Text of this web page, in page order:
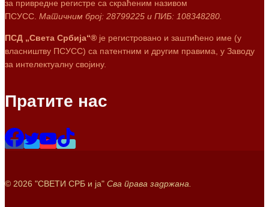
за привредне регистре са скраћеним називом
ПСУСС. Матичним број: 28799225 и ПИБ: 108348280.
ПСД „Света Србија“® је регистровано и заштићено име (у
власништву ПСУСС) са патентним и другим правима, у Заводу
за интелектуалну својину.
Пратите нас
© 2026 "СВЕТИ СРБ и ја" Сва права задржана.